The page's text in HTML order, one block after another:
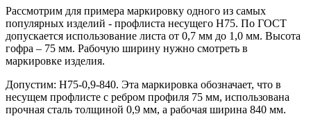
Рассмотрим для примера маркировку одного из самых
популярных изделий - профлиста несущего Н75. По ГОСТ
допускается использование листа от 0,7 мм до 1,0 мм. Высота
гофра – 75 мм. Рабочую ширину нужно смотреть в
маркировке изделия.
Допустим: Н75-0,9-840. Эта маркировка обозначает, что в
несущем профлисте с ребром профиля 75 мм, использована
прочная сталь толщиной 0,9 мм, а рабочая ширина 840 мм.